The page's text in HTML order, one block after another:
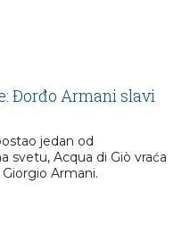
Đorđo Armani slavi
jedan od
svetu, Acqua di Giò vraća
Armani.